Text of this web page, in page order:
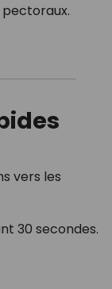
vers les
30 secondes.